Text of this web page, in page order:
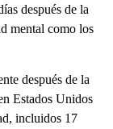
después de la
mental como los
después de la
Estados Unidos
incluidos 17